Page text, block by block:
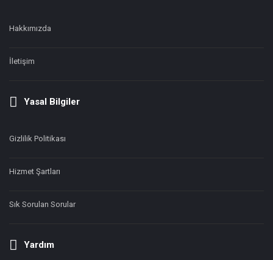
Hakkımızda
İletişim
Yasal Bilgiler
Gizlilik Politikası
Hizmet Şartları
Sık Sorulan Sorular
Yardım